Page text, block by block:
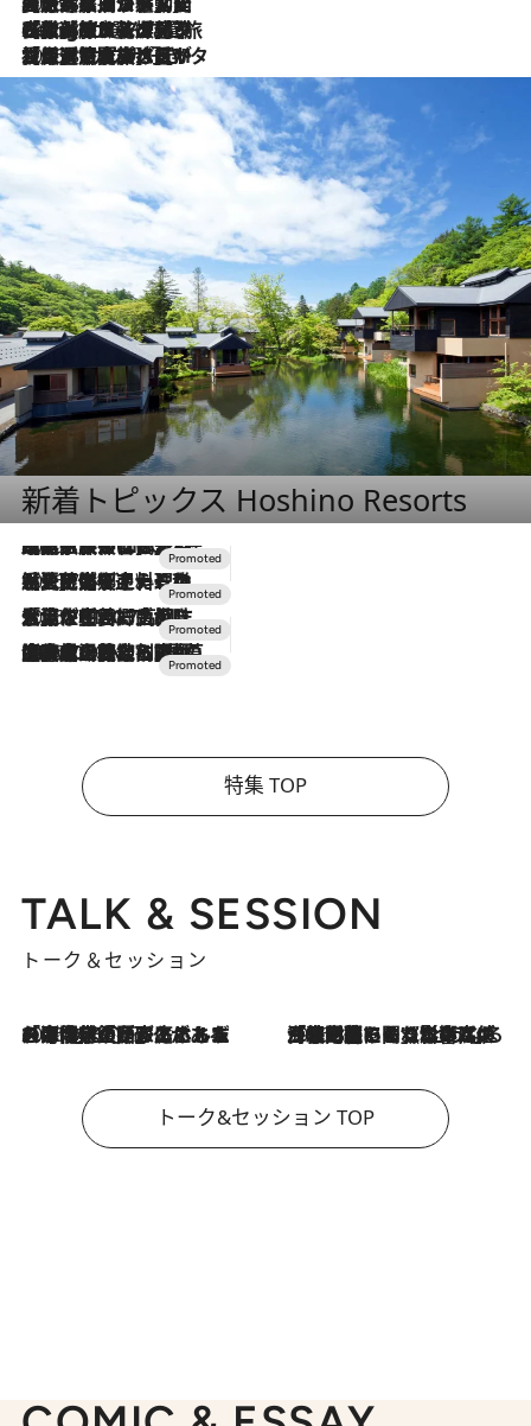
2026.8.4
【厳選旅コスメ】「紫外線＆乾燥対策しながらメイク感も！」ヘア＆メイクGeorgeが選んだ夏旅ベストコスメを発表！【Mサイズジップ】
2026.8.3
【厳選旅コスメ】「保湿もタイパ重視！」“サウナ好き”タレント清水みさとが愛用する夏旅ベストコスメを発表！【Mサイズジップ】
新着トピックス Hoshino Resorts
2026.7.31
【ホテル帰省】という選択肢をOMOが提案。家族とほどよい距離を保つには「昼は実家、夜は気兼ねなくホテルで！」
2026.7.24
【夏限定ディナーコース】旬を迎える稚鮎や花ズッキーニなどをイタリア・トスカーナの郷土料理の手法で満喫！
2026.7.17
「土佐和ハーブかき氷」がOMO7高知に登場！生姜、山椒、大葉など目にも舌にも涼を呼ぶ郷土の味
2026.7.10
NEW OPEN！【界 草津】名湯の地に誕生。趣の異なる2種の温泉と上州ならではの会席・蕎麦割烹など美食を味わう究極の癒やし旅
特集 TOP
TALK & SESSION
トーク＆セッション
2026.8.3
「今後値上げがあるとすれば…」「リスクがあるのは今年の冬」エネルギー専門家が語る、ホルムズ海峡封鎖が家庭にもたらす“ある心配” 2026.8.3
「住宅建てられない…」「サーチャージ料の高値が続いている」ホルムズ海峡封鎖による影響はいつまで続く？《エネルギー専門家に聞く“どうなる日本の暮らし”》
トーク&セッション TOP